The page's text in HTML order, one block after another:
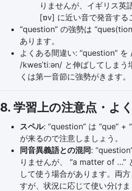
りませんが、イギリス英
[ɒv] に近い音で発音する
“question” の強勢は
あります。
よくある間違い: “question” を
/kwesˈtiːən/ と伸ばしてしまう
くは第一音節に強勢がきます。
8. 学習上の注意点・よ
スペル: “question” は “que” +
が来るので注意しましょう。
同音異義語との混同:
りませんが、 “a matter of …”
して使う場合があります。両
すが、状況に応じて使い分けま